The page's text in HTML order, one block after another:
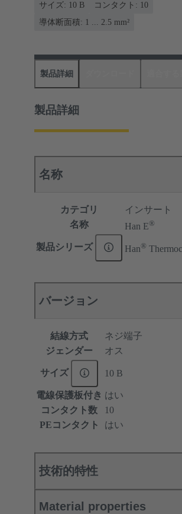
サイズ: 10 B
コンタクト: 10
導体断面積: 1 ... 2.5 mm²
製品詳細
製品詳細
名称
カテゴリ
インサート
名称
Han E®
製品シリーズ Han®
バージョン
結線方式
ネジ端子
ジェンダー
オス
サイズ 10 B
電線保護板付き はい
コンタクト数
10
PEコンタクト
はい
技術的特性
Material properties